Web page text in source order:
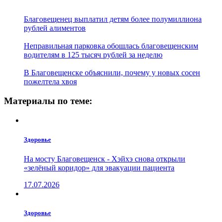
Благовещенец выплатил детям более полумиллиона
рублей алиментов
Неправильная парковка обошлась благовещенским
водителям в 125 тысяч рублей за неделю
В Благовещенске объяснили, почему у новых сосен
пожелтела хвоя
Материалы по теме:
Здоровье
На мосту Благовещенск - Хэйхэ снова открыли
«зелёный коридор» для эвакуации пациента
17.07.2026
Здоровье